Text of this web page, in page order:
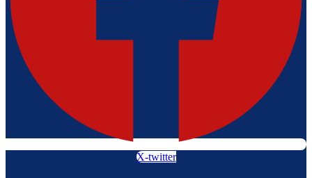
X-twitter